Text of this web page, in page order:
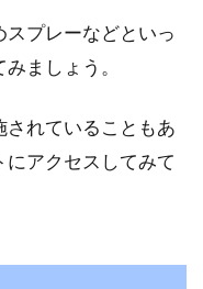
プレーなどといっ
ましょう。
されていることもあ
アクセスしてみて